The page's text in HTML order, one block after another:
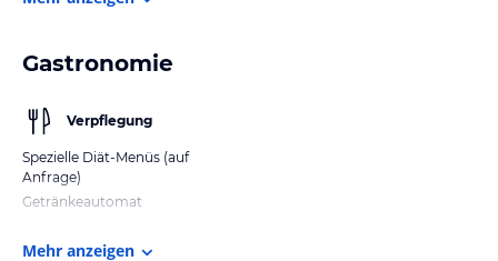
Gastronomie
Verpflegung
Spezielle Diät-Menüs (auf
Anfrage)
Getränkeautomat
Mehr anzeigen